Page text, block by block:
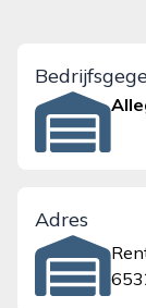
Adres